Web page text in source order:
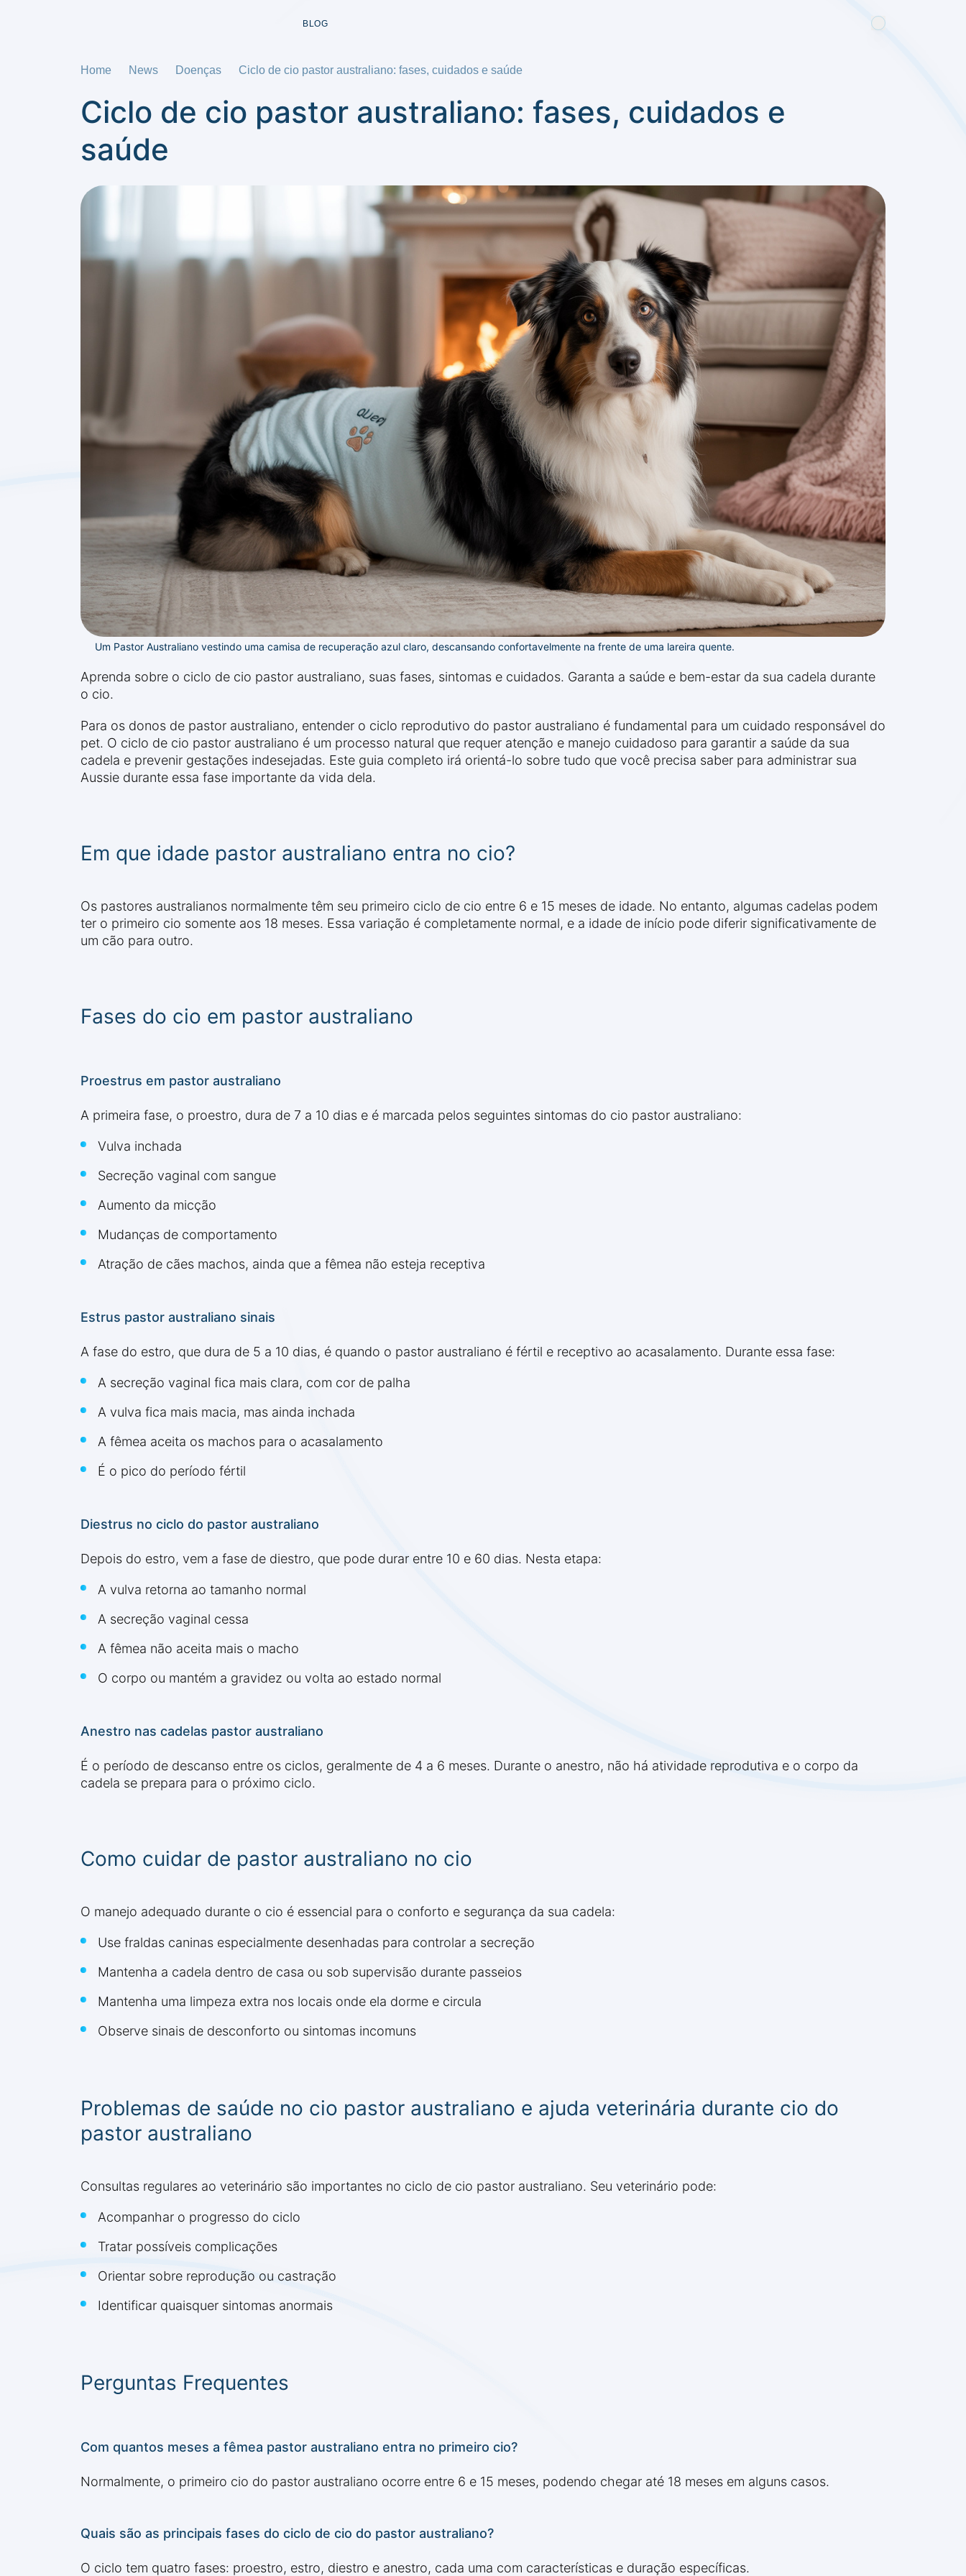
BLOG
Home News Doenças Ciclo de cio pastor australiano: fases, cuidados e saúde
Ciclo de cio pastor australiano: fases, cuidados e
saúde
Um Pastor Australiano vestindo uma camisa de recuperação azul claro, descansando confortavelmente na frente de uma lareira quente.
Aprenda sobre o ciclo de cio pastor australiano, suas fases, sintomas e cuidados. Garanta a saúde e bem-estar da sua cadela durante
o cio.
Para os donos de pastor australiano, entender o ciclo reprodutivo do pastor australiano é fundamental para um cuidado responsável do
pet. O ciclo de cio pastor australiano é um processo natural que requer atenção e manejo cuidadoso para garantir a saúde da sua
cadela e prevenir gestações indesejadas. Este guia completo irá orientá-lo sobre tudo que você precisa saber para administrar sua
Aussie durante essa fase importante da vida dela.
Em que idade pastor australiano entra no cio?
Os pastores australianos normalmente têm seu primeiro ciclo de cio entre 6 e 15 meses de idade. No entanto, algumas cadelas podem
ter o primeiro cio somente aos 18 meses. Essa variação é completamente normal, e a idade de início pode diferir significativamente de
um cão para outro.
Fases do cio em pastor australiano
Proestrus em pastor australiano
A primeira fase, o proestro, dura de 7 a 10 dias e é marcada pelos seguintes sintomas do cio pastor australiano:
Vulva inchada
Secreção vaginal com sangue
Aumento da micção
Mudanças de comportamento
Atração de cães machos, ainda que a fêmea não esteja receptiva
Estrus pastor australiano sinais
A fase do estro, que dura de 5 a 10 dias, é quando o pastor australiano é fértil e receptivo ao acasalamento. Durante essa fase:
A secreção vaginal fica mais clara, com cor de palha
A vulva fica mais macia, mas ainda inchada
A fêmea aceita os machos para o acasalamento
É o pico do período fértil
Diestrus no ciclo do pastor australiano
Depois do estro, vem a fase de diestro, que pode durar entre 10 e 60 dias. Nesta etapa:
A vulva retorna ao tamanho normal
A secreção vaginal cessa
A fêmea não aceita mais o macho
O corpo ou mantém a gravidez ou volta ao estado normal
Anestro nas cadelas pastor australiano
É o período de descanso entre os ciclos, geralmente de 4 a 6 meses. Durante o anestro, não há atividade reprodutiva e o corpo da
cadela se prepara para o próximo ciclo.
Como cuidar de pastor australiano no cio
O manejo adequado durante o cio é essencial para o conforto e segurança da sua cadela:
Use fraldas caninas especialmente desenhadas para controlar a secreção
Mantenha a cadela dentro de casa ou sob supervisão durante passeios
Mantenha uma limpeza extra nos locais onde ela dorme e circula
Observe sinais de desconforto ou sintomas incomuns
Problemas de saúde no cio pastor australiano e ajuda veterinária durante cio do
pastor australiano
Consultas regulares ao veterinário são importantes no ciclo de cio pastor australiano. Seu veterinário pode:
Acompanhar o progresso do ciclo
Tratar possíveis complicações
Orientar sobre reprodução ou castração
Identificar quaisquer sintomas anormais
Perguntas Frequentes
Com quantos meses a fêmea pastor australiano entra no primeiro cio?
Normalmente, o primeiro cio do pastor australiano ocorre entre 6 e 15 meses, podendo chegar até 18 meses em alguns casos.
Quais são as principais fases do ciclo de cio do pastor australiano?
O ciclo tem quatro fases: proestro, estro, diestro e anestro, cada uma com características e duração específicas.